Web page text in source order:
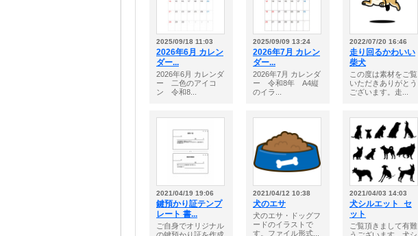
2025/09/18 11:03
2026年6月 カレン
ダー...
2026年6月 カレンダ
ー 二色のアイコ
ン 令和8...
2025/09/09 13:24
2026年7月 カレン
ダー...
2026年7月 カレンダ
ー 令和8年 A4縦
のイラ...
2022/07/20 16:46
走り回るかわいい
柴犬
この度は素材をご覧
いただきありがとう
ございます。走...
2021/04/19 19:06
鍵預かり証テンプ
レート 書...
ご自身でオリジナル
2021/04/12 10:38
犬のエサ
犬のエサ・ドッグフ
ードのイラストで
す。ファイル形式...
2021/04/03 14:03
犬シルエット_セ
ット
ご覧頂きまして有難